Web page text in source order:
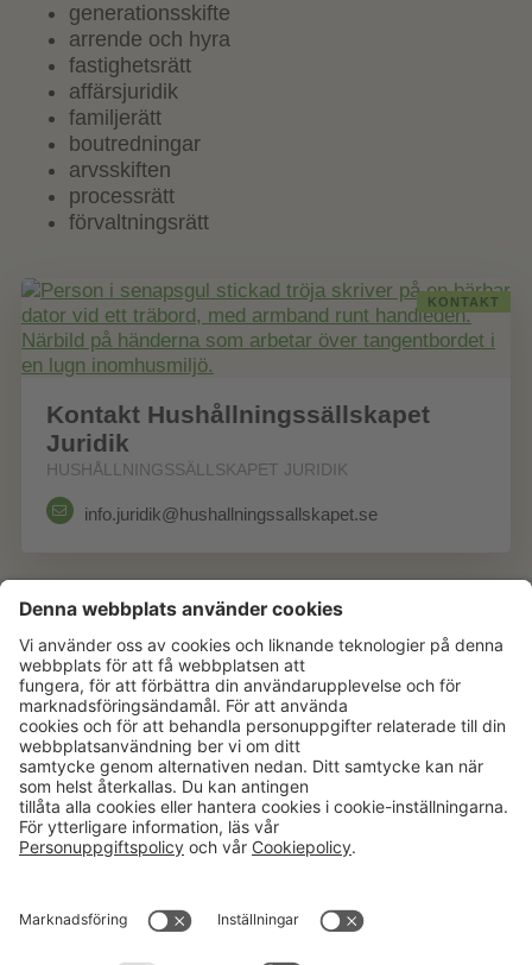
generationsskifte
arrende och hyra
fastighetsrätt
affärsjuridik
familjerätt
boutredningar
arvsskiften
processrätt
förvaltningsrätt
KONTAKT
Kontakt Hushållningssällskapet
Juridik
HUSHÅLLNINGSSÄLLSKAPET JURIDIK
info.juridik@hushallningssallskapet.se
Karriär
Verksamheter
Om Hushållningssällskapet